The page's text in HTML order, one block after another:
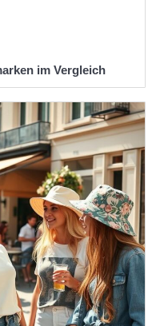
im Vergleich